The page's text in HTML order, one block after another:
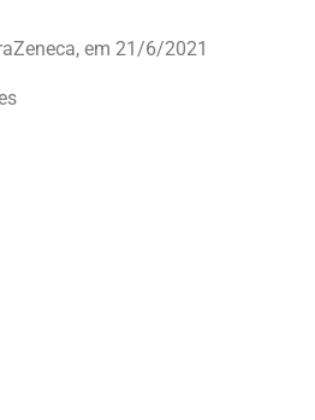
em 21/6/2021